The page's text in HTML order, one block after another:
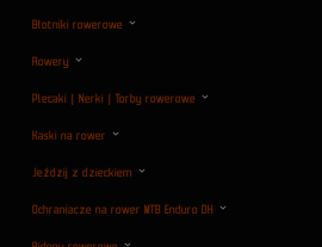
Błotniki rowerowe
Rowery
Plecaki | Nerki | Torby rowerowe
Kaski na rower
Jeździj z dzieckiem
Ochraniacze na rower MTB Enduro DH